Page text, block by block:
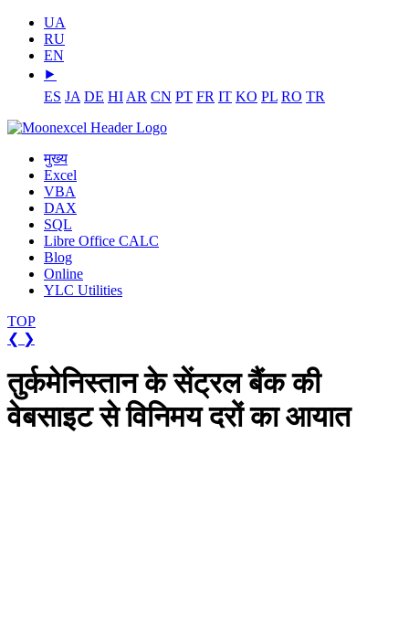
UA
RU
EN
⯈
ES JA DE HI AR CN PT FR IT KO PL RO TR
मुख्य
Excel
VBA
DAX
SQL
Libre Office CALC
Blog
Online
YLC Utilities
TOP
❮ ❯
तुर्कमेनिस्तान के सेंट्रल बैंक की
वेबसाइट से विनिमय दरों का आयात